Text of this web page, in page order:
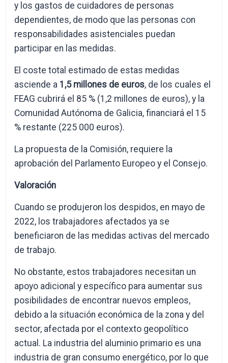
y los gastos de cuidadores de personas
dependientes, de modo que las personas con
responsabilidades asistenciales puedan
participar en las medidas.
El coste total estimado de estas medidas
asciende a 1,5 millones de euros, de los cuales el
FEAG cubrirá el 85 % (1,2 millones de euros), y la
Comunidad Autónoma de Galicia, financiará el 15
% restante (225 000 euros).
La propuesta de la Comisión, requiere la
aprobación del Parlamento Europeo y el Consejo.
Va oración
Cuando se produjeron los despidos, en mayo de
2022, los trabajadores afectados ya se
beneficiaron de las medidas activas del mercado
de trabajo.
No obstante, estos trabajadores necesitan un
apoyo adicional y específico para aumentar sus
posibilidades de encontrar nuevos empleos,
debido a la situación económica de la zona y del
sector, afectada por el contexto geopolítico
actual. La industria del aluminio primario es una
industria de gran consumo energético, por lo que